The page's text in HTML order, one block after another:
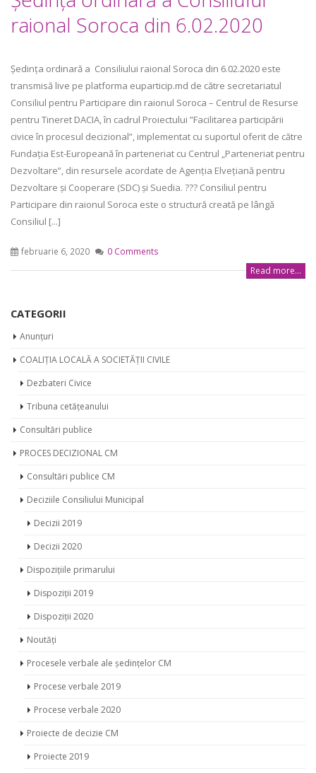
raional Soroca din 6.02.2020
Şedinţa ordinară a Consiliului raional Soroca din 6.02.2020 este
transmisă live pe platforma euparticip.md de către secretariatul
Consiliul pentru Participare din raionul Soroca – Centrul de Resurse
pentru Tineret DACIA, în cadrul Proiectului ”Facilitarea participării
civice în procesul decizional”, implementat cu suportul oferit de către
Fundația Est-Europeană în parteneriat cu Centrul „Parteneriat pentru
Dezvoltare”, din resursele acordate de Agenția Elvețiană pentru
Dezvoltare și Cooperare (SDC) și Suedia. ??? Consiliul pentru
Participare din raionul Soroca este o structură creată pe lângă
Consiliul [...]
februarie 6, 2020 0 Comments
Read more...
CATEGORII
Anunțuri
COALIȚIA LOCALĂ A SOCIETĂȚII CIVILE
Dezbateri Civice
Tribuna cetățeanului
Consultări publice
PROCES DECIZIONAL CM
Consultări publice CM
Deciziile Consiliului Municipal
Decizii 2019
Decizii 2020
Dispozițiile primarului
Dispoziții 2019
Dispoziții 2020
Noutăți
Procesele verbale ale ședințelor CM
Procese verbale 2019
Procese verbale 2020
Proiecte de decizie CM
Proiecte 2019